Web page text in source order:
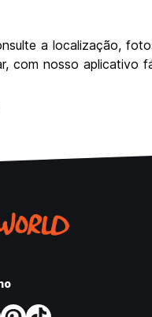
a localização,
com nosso aplicativo